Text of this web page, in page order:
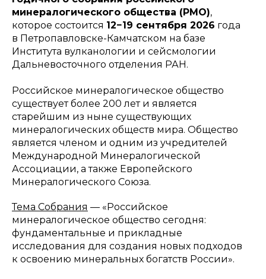
минералогического общества (РМО),
которое состоится 12−19 сентября 2026 года
в Петропавловске-Камчатском на базе
Института вулканологии и сейсмологии
Дальневосточного отделения РАН.
Российское минералогическое общество
существует более 200 лет и является
старейшим из ныне существующих
минералогических обществ мира. Общество
является членом и одним из учредителей
Международной Минералогической
Ассоциации, а также Европейского
Минералогического Союза.
Тема Собрания — «Российское
минералогическое общество сегодня:
фундаментальные и прикладные
исследования для создания новых подходов
к освоению минеральных богатств России».